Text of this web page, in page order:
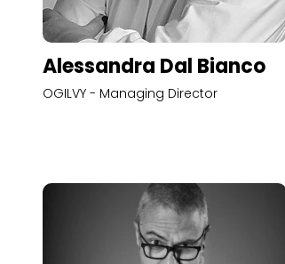
Alessandra Dal Bianco
OGILVY - Managing Director